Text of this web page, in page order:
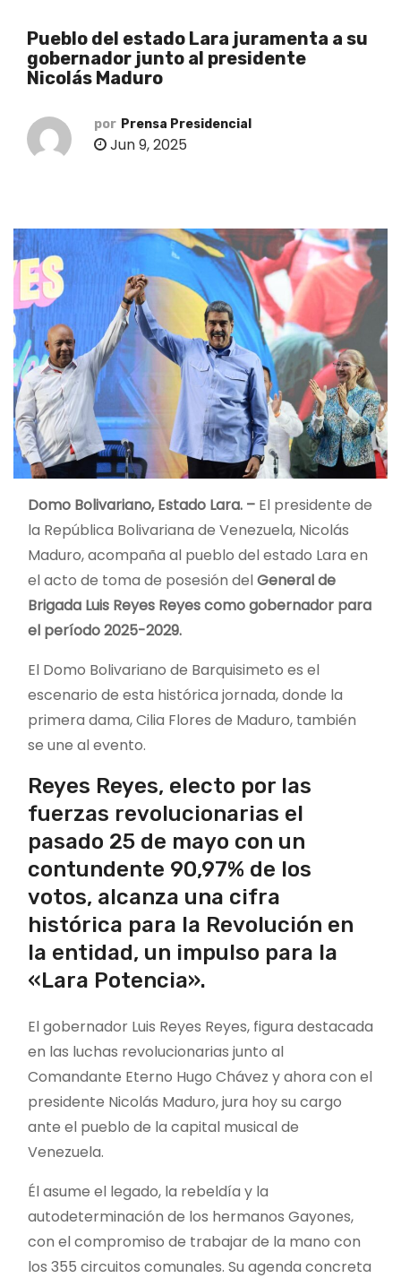
Pueblo del estado Lara juramenta a su
gobernador junto al presidente
Nicolás Maduro
por Prensa Presidencial
Jun 9, 2025
Domo Bolivariano, Estado Lara. – El presidente de
la República Bolivariana de Venezuela, Nicolás
Maduro, acompaña al pueblo del estado Lara en
el acto de toma de posesión delGeneral de
Brigada Luis Reyes Reyes como gobernador para
el período 2025-2029.
El Domo Bolivariano de Barquisimeto es el
escenario de esta histórica jornada, donde la
primera dama, Cilia Flores de Maduro, también
se une al evento.
Reyes Reyes, electo por las
fuerzas revolucionarias el
pasado 25 de mayo con un
contundente 90,97% de los
votos, alcanza una cifra
histórica para la Revolución en
la entidad, un impulso para la
«Lara Potencia».
El gobernador Luis Reyes Reyes, figura destacada
en las luchas revolucionarias junto al
Comandante Eterno Hugo Chávez y ahora con el
presidente Nicolás Maduro, jura hoy su cargo
ante el pueblo de la capital musical de
Venezuela.
Él asume el legado, la rebeldía y la
autodeterminación de los hermanos Gayones,
con el compromiso de trabajar de la mano con
los 355 circuitos comunales. Su agenda concreta